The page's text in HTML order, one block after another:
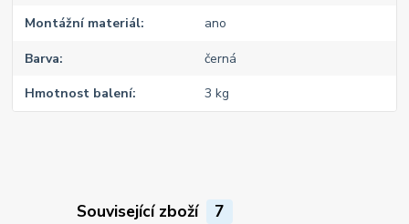
Montážní materiál ano
Barva černá
Hmotnost balení 3 kg
Související zboží 7